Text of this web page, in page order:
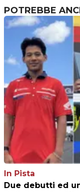
POTREBBE
In Pista
Due debutti ed